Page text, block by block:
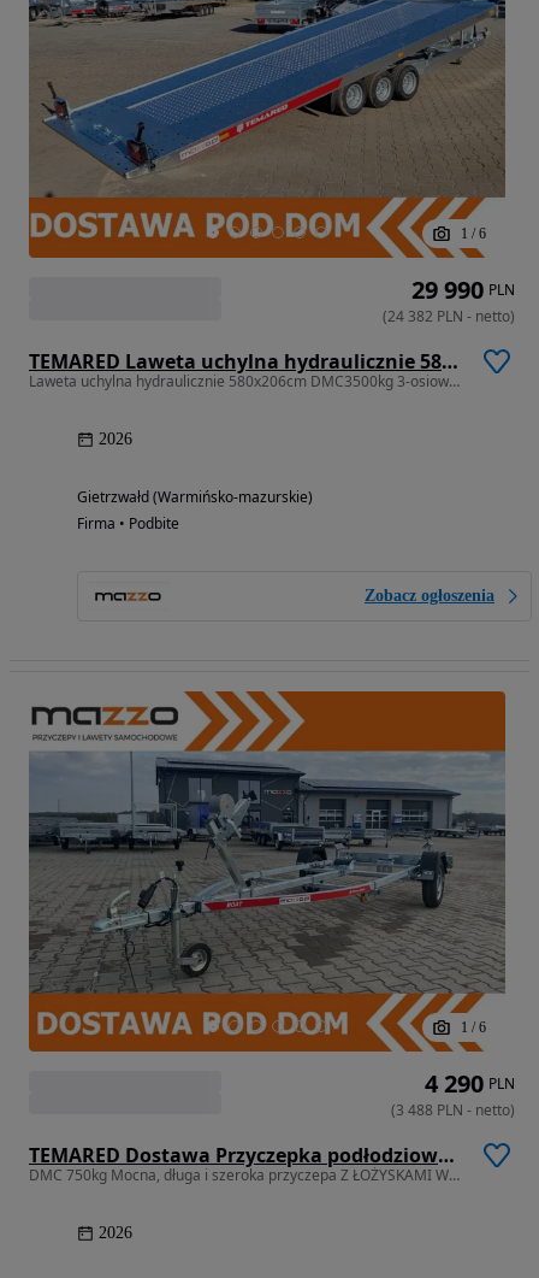
1 / 6
TEMARED Laweta uchylna hydraulicznie 580x206cm DMC3500kg 3-osiowa, wypełnienie z blachy SOLIDNA I MOCNA
Laweta uchylna hydraulicznie 580x206cm DMC3500kg 3-osiowa, wypełnienie
2026
Gietrzwałd (Warmińsko-mazurskie)
Firma • Podbite
Zobacz ogłoszenia
29 990 PLN
(24 382 PLN - netto)
1 / 6
TEMARED Dostawa Przyczepka podłodziowa DMC750kg łódź do 5,3m WODOODPORNE ŁOŻYSKA MOCNA
DMC 750kg Mocna, długa i szeroka przyczepa Z ŁOŻYSKAMI WODOODPORNYMI!
2026
4 290 PLN
(3 488 PLN - netto)